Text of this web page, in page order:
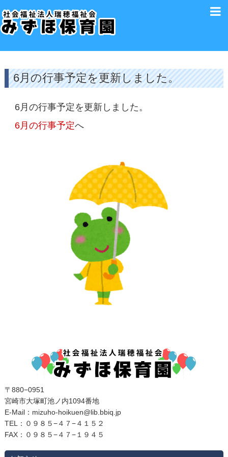
6月の行事予定を更新しました。
6月の行事予定を更新しました。
6月の行事予定へ
〒880−0951
宮崎市大塚町池ノ内1094番地
E‐Mail：mizuho-hoikuen@lib.bbiq.jp
TEL：０９８５−４７−４１５２
FAX：０９８５−４７−１９４５